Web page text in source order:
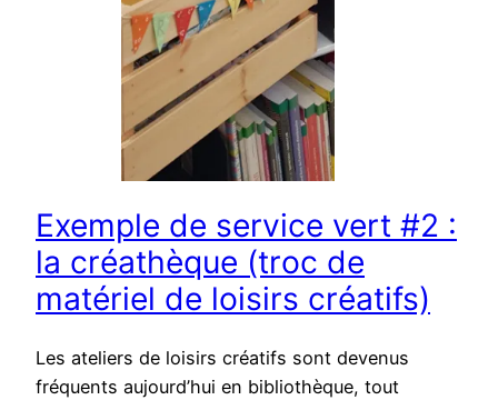
Exemple de service vert #2 :
la créathèque (troc de
matériel de loisirs créatifs)
Les ateliers de loisirs créatifs sont devenus
fréquents aujourd’hui en bibliothèque, tout